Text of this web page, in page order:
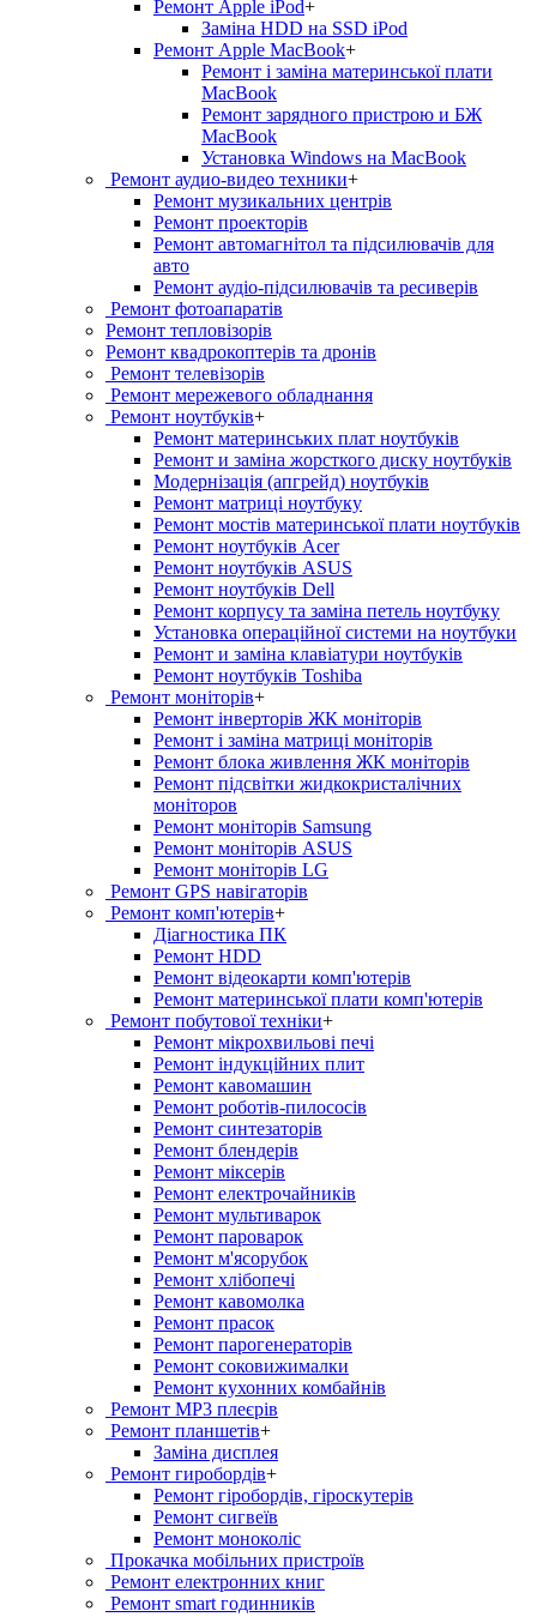
Ремонт Apple iPod+
Заміна HDD на SSD iPod
Ремонт Apple MacBook+
Ремонт і заміна материнської плати
MacBook
Ремонт зарядного пристрою и БЖ
MacBook
Установка Windows на MacBook
Ремонт аудио-видео техники+
Ремонт музикальних центрів
Ремонт проекторів
Ремонт автомагнітол та підсилювачів для
авто
Ремонт аудіо-підсилювачів та ресиверів
Ремонт фотоапаратів
Ремонт тепловізорів
Ремонт квадрокоптерів та дронів
Ремонт телевізорів
Ремонт мережевого обладнання
Ремонт ноутбуків+
Ремонт материнських плат ноутбуків
Ремонт и заміна жорсткого диску ноутбуків
Модернізація (апгрейд) ноутбуків
Ремонт матриці ноутбуку
Ремонт мостів материнської плати ноутбуків
Ремонт ноутбуків Acer
Ремонт ноутбуків ASUS
Ремонт ноутбуків Dell
Ремонт корпусу та заміна петель ноутбуку
Установка операційної системи на ноутбуки
Ремонт и заміна клавіатури ноутбуків
Ремонт ноутбуків Toshiba
Ремонт моніторів+
Ремонт інверторів ЖК моніторів
Ремонт і заміна матриці моніторів
Ремонт блока живлення ЖК моніторів
Ремонт підсвітки жидкокристалічних
моніторов
Ремонт моніторів Samsung
Ремонт моніторів ASUS
Ремонт моніторів LG
Ремонт GPS навігаторів
Ремонт комп'ютерів+
Діагностика ПК
Ремонт HDD
Ремонт відеокарти комп'ютерів
Ремонт материнської плати комп'ютерів
Ремонт побутової техніки+
Ремонт мікрохвильові печі
Ремонт індукційних плит
Ремонт кавомашин
Ремонт роботів-пилососів
Ремонт синтезаторів
Ремонт блендерiв
Ремонт мiксерiв
Ремонт електрочайників
Ремонт мультиварок
Ремонт пароварок
Ремонт м'ясорубок
Ремонт хлiбопечi
Ремонт кавомолка
Ремонт прасок
Ремонт парогенераторiв
Ремонт соковижималки
Ремонт кухонних комбайнів
Ремонт MP3 плеєрів
Ремонт планшетів+
Заміна дисплея
Ремонт гиробордiв+
Ремонт гіробордів, гіроскутерів
Ремонт сигвеїв
Ремонт моноколіс
Прокачка мобільних пристроїв
Ремонт електронних книг
Ремонт smart годинників